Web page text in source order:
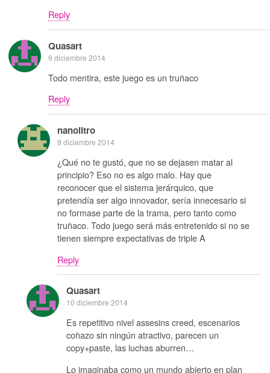
Reply
Quasart
9 diciembre 2014
Todo mentira, este juego es un truñaco
Reply
nanolitro
9 diciembre 2014
¿Qué no te gustó, que no se dejasen matar al
principio? Eso no es algo malo. Hay que
reconocer que el sistema jerárquico, que
pretendía ser algo innovador, sería innecesario si
no formase parte de la trama, pero tanto como
truñaco. Todo juego será más entretenido si no se
tienen siempre expectativas de triple A
Reply
Quasart
10 diciembre 2014
Es repetitivo nivel assesins creed, escenarios
coñazo sin ningún atractivo, parecen un
copy+paste, las luchas aburren…
Lo imaginaba como un mundo abierto en plan